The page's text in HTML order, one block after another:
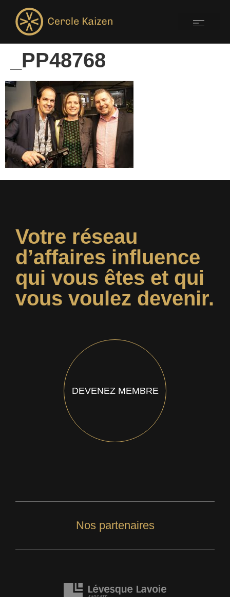
_PP48768
Votre réseau
d’affaires influence
qui vous êtes et qui
vous voulez devenir.
DEVENEZ MEMBRE
Nos partenaires